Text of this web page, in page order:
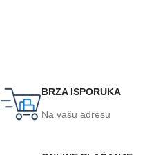
BRZA ISPORUKA
Na vašu adresu